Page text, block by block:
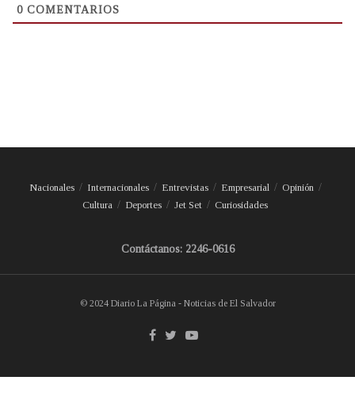
0 COMENTARIOS
Nacionales Internacionales Entrevistas Empresarial
Opinión
Cultura
Deportes Jet Set Curiosidades
Contáctanos: 2246-0616
© 2024 Diario La Página - Noticias de El Salvador